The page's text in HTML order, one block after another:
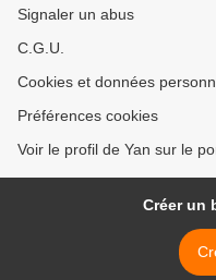
Signaler un abus
C.G.U.
Cookies et données
Préférences cookies
Voir le profil de Yan sur le
Créer un